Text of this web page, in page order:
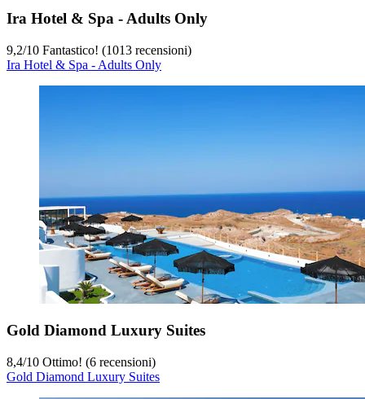
Ira Hotel & Spa - Adults Only
9,2/10 Fantastico! (1013 recensioni)
Ira Hotel & Spa - Adults Only
Gold Diamond Luxury Suites
8,4/10 Ottimo! (6 recensioni)
Gold Diamond Luxury Suites